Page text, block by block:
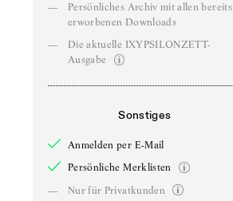
—
Persönliches Archiv mit allen bereits
erworbenen Downloads
—
Die aktuelle IXYPSILONZETT-
Ausgabe
Sonstiges
Anmelden per E-Mail
Persönliche Merklisten
—
Nur für Privatkunden